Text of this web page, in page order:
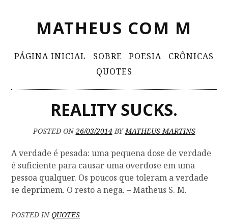
p
c
n
t
MATHEUS COM M
P
i
y
M
e
n
u
PÁGINA INICIAL SOBRE POESIA
CRÔNICAS
QUOTES
REALITY SUCKS.
POSTED ON26/03/2014BYMATHEUS MARTINS
A verdade é pesada: uma pequena dose de verdade
é suficiente para causar uma overdose em uma
pessoa qualquer. Os poucos que toleram a verdade
se deprimem. O resto a nega. – Matheus S. M.
POSTED INQUOTES